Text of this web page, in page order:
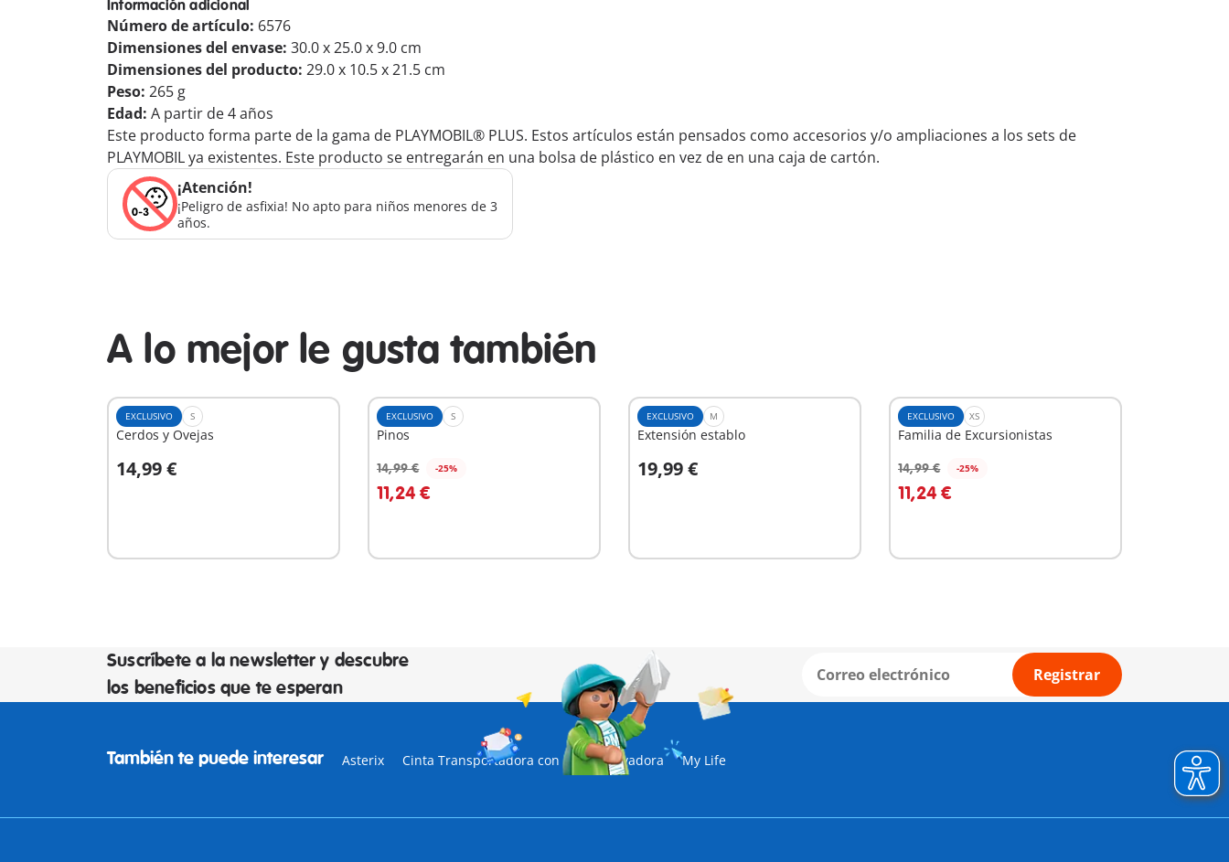
Información adicional
Número de artículo: 6576
Dimensiones del envase: 30.0 x 25.0 x 9.0 cm
Dimensiones del producto: 29.0 x 10.5 x 21.5 cm
Peso: 265 g
Edad: A partir de 4 años
Este producto forma parte de la gama de PLAYMOBIL® PLUS. Estos artículos están pensados como accesorios y/o ampliaciones a los sets de
PLAYMOBIL ya existentes. Este producto se entregarán en una bolsa de plástico en vez de en una caja de cartón.
¡Atención!
¡Peligro de asfixia! No apto para niños menores de 3
años.
A lo mejor le gusta también
EXCLUSIVO S
Cerdos y Ovejas
14,99 €
A la cesta
EXCLUSIVO S
Pinos
14,99 € -25%
11,24 €
EXCLUSIVO M
Extensión establo
19,99 €
A la cesta
EXCLUSIVO XS
Familia de Excursionistas
14,99 € -25%
11,24 €
Suscríbete a la newsletter y descubre
los beneficios que te esperan
Registrar
También te puede interesar Asterix Cinta Transportadora con Mini Excavadora My Life